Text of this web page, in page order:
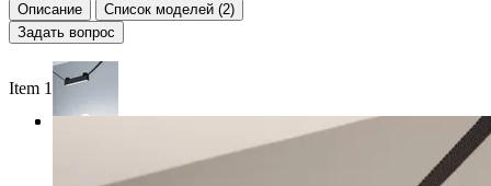
Описание
Список моделей (2)
Задать вопрос
Item 1 of 3